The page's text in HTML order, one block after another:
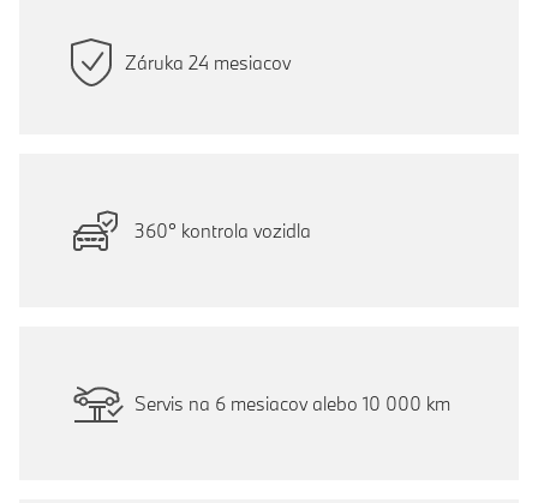
Záruka 24 mesiacov
360° kontrola vozidla
Servis na 6 mesiacov alebo 10 000 km